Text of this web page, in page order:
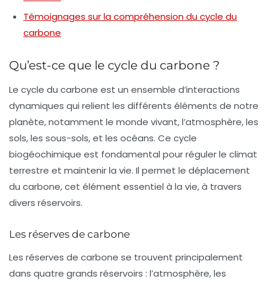
Témoignages sur la compréhension du cycle du
carbone
Qu’est-ce que le cycle du carbone ?
Le cycle du carbone est un ensemble d’interactions
dynamiques qui relient les différents éléments de notre
planète, notamment le monde vivant, l’atmosphère, les
sols, les sous-sols, et les océans. Ce cycle
biogéochimique est fondamental pour réguler le climat
terrestre et maintenir la vie. Il permet le déplacement
du carbone, cet élément essentiel à la vie, à travers
divers réservoirs.
Les réserves de carbone
Les réserves de carbone se trouvent principalement
dans quatre grands réservoirs : l’atmosphère, les